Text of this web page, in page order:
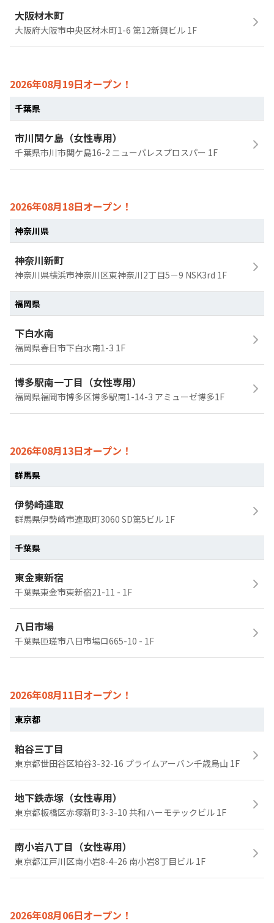
大阪材木町
大阪府大阪市中央区材木町1-6 第12新興ビル 1F
2026年08月19日オープン！
千葉県
市川関ケ島（女性専用）
千葉県市川市関ケ島16-2 ニューパレスプロスパー 1F
2026年08月18日オープン！
神奈川県
神奈川新町
神奈川県横浜市神奈川区東神奈川2丁目5－9 NSK3rd 1F
福岡県
下白水南
福岡県春日市下白水南1-3 1F
博多駅南一丁目（女性専用）
福岡県福岡市博多区博多駅南1-14-3 アミューゼ博多1F
2026年08月13日オープン！
群馬県
伊勢崎連取
群馬県伊勢崎市連取町3060 SD第5ビル 1F
千葉県
東金東新宿
千葉県東金市東新宿21-11 - 1F
八日市場
千葉県匝瑳市八日市場ロ665-10 - 1F
2026年08月11日オープン！
東京都
粕谷三丁目
東京都世田谷区粕谷3-32-16 プライムアーバン千歳烏山 1F
地下鉄赤塚（女性専用）
東京都板橋区赤塚新町3-3-10 共和ハーモテックビル 1F
南小岩八丁目（女性専用）
東京都江戸川区南小岩8-4-26 南小岩8丁目ビル 1F
2026年08月06日オープン！